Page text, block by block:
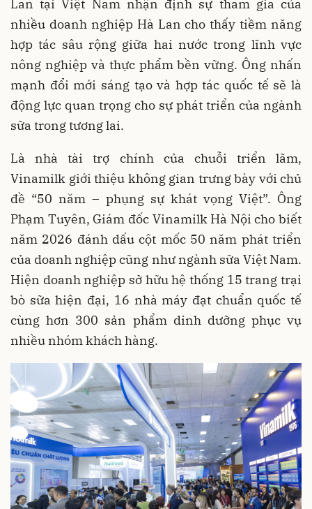
Lan tại Việt Nam nhận định sự tham gia của
nhiều doanh nghiệp Hà Lan cho thấy tiềm năng
hợp tác sâu rộng giữa hai nước trong lĩnh vực
nông nghiệp và thực phẩm bền vững. Ông nhấn
mạnh đổi mới sáng tạo và hợp tác quốc tế sẽ là
động lực quan trọng cho sự phát triển của ngành
sữa trong tương lai.
Là nhà tài trợ chính của chuỗi triển lãm,
Vinamilk giới thiệu không gian trưng bày với chủ
đề “50 năm – phụng sự khát vọng Việt”. Ông
Phạm Tuyên, Giám đốc Vinamilk Hà Nội cho biết
năm 2026 đánh dấu cột mốc 50 năm phát triển
của doanh nghiệp cũng như ngành sữa Việt Nam.
Hiện doanh nghiệp sở hữu hệ thống 15 trang trại
bò sữa hiện đại, 16 nhà máy đạt chuẩn quốc tế
cùng hơn 300 sản phẩm dinh dưỡng phục vụ
nhiều nhóm khách hàng.